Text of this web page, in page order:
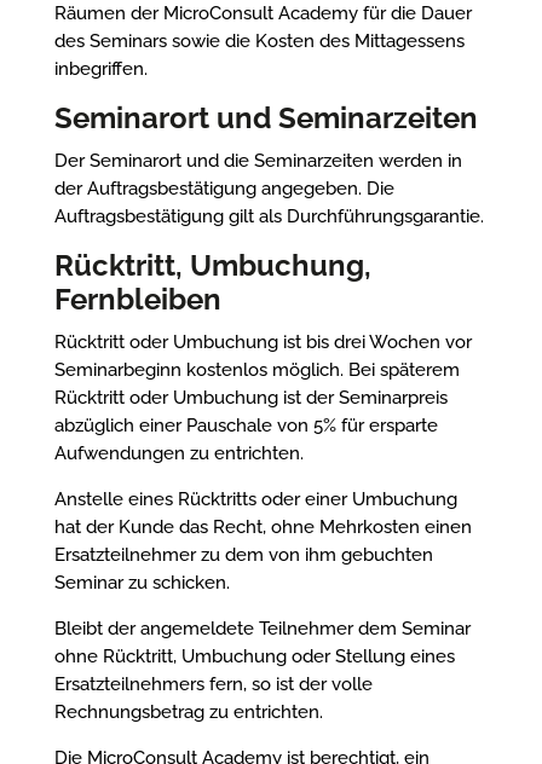
Räumen der MicroConsult Academy für die Dauer
des Seminars sowie die Kosten des Mittagessens
inbegriffen.
Seminarort und Seminarzeiten
Der Seminarort und die Seminarzeiten werden in
der Auftragsbestätigung angegeben. Die
Auftragsbestätigung gilt als Durchführungsgarantie.
Rücktritt, Umbuchung,
Fernbleiben
Rücktritt oder Umbuchung ist bis drei Wochen vor
Seminarbeginn kostenlos möglich. Bei späterem
Rücktritt oder Umbuchung ist der Seminarpreis
abzüglich einer Pauschale von 5% für ersparte
Aufwendungen zu entrichten.
Anstelle eines Rücktritts oder einer Umbuchung
hat der Kunde das Recht, ohne Mehrkosten einen
Ersatzteilnehmer zu dem von ihm gebuchten
Seminar zu schicken.
Bleibt der angemeldete Teilnehmer dem Seminar
ohne Rücktritt, Umbuchung oder Stellung eines
Ersatzteilnehmers fern, so ist der volle
Rechnungsbetrag zu entrichten.
Die MicroConsult Academy ist berechtigt, ein